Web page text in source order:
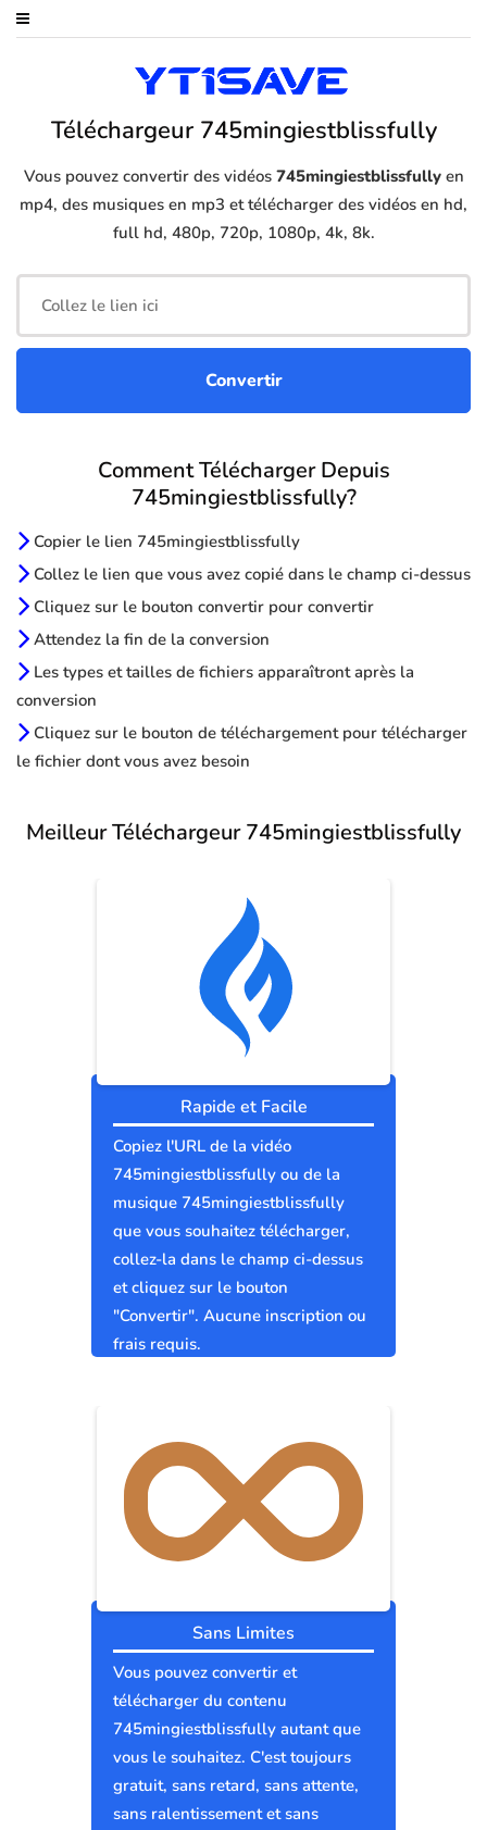
Téléchargeur 745mingiestblissfully
Vous pouvez convertir des vidéos 745mingiestblissfullyen
mp4, des musiques en mp3 et télécharger des vidéos en hd,
full hd, 480p, 720p, 1080p, 4k, 8k.
Comment Télécharger Depuis
745mingiestblissfully?
Copier le lien 745mingiestblissfully
Collez le lien que vous avez copié dans le champ ci-dessus
Cliquez sur le bouton convertir pour convertir
Attendez la fin de la conversion
Les types et tailles de fichiers apparaîtront après la
conversion
Cliquez sur le bouton de téléchargement pour télécharger
le fichier dont vous avez besoin
Meilleur Téléchargeur 745mingiestblissfully
Rapide et Facile
Copiez l'URL de la vidéo
745mingiestblissfully ou de la
musique 745mingiestblissfully
que vous souhaitez télécharger,
collez-la dans le champ ci-dessus
et cliquez sur le bouton
"Convertir". Aucune inscription ou
frais requis.
Sans Limites
Vous pouvez convertir et
télécharger du contenu
745mingiestblissfully autant que
vous le souhaitez. C'est toujours
gratuit, sans retard, sans attente,
sans ralentissement et sans